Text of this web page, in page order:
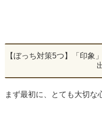
【ぼっち対策5つ】「印象
まず最初に、とても大切な